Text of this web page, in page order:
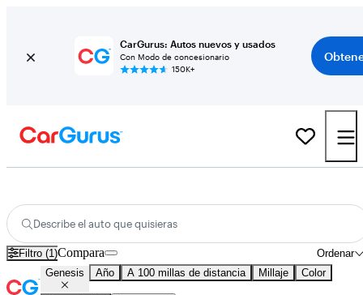
CarGurus: Autos nuevos y usados
Con Modo de concesionario
150K+
Describe el auto que quisieras
Filtro (1) Ordenar
Compara
Genesis Año A 100 millas de distancia Millaje Color